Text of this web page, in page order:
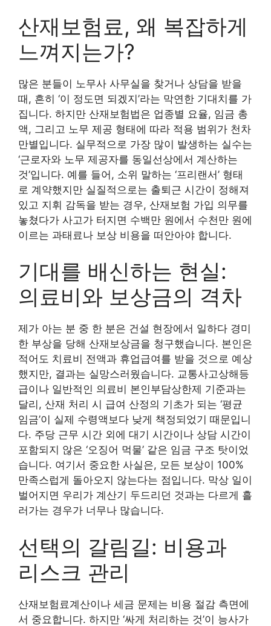
산재보험료, 왜 복잡하게
느껴지는가?
많은 분들이 노무사 사무실을 찾거나 상담을 받을
때, 흔히 ‘이 정도면 되겠지’라는 막연한 기대치를 가
집니다. 하지만 산재보험법은 업종별 요율, 임금 총
액, 그리고 노무 제공 형태에 따라 적용 범위가 천차
만별입니다. 실무적으로 가장 많이 발생하는 실수는
‘근로자와 노무 제공자를 동일선상에서 계산하는
것’입니다. 예를 들어, 소위 말하는 ‘프리랜서’ 형태
로 계약했지만 실질적으로는 출퇴근 시간이 정해져
있고 지휘 감독을 받는 경우, 산재보험 가입 의무를
놓쳤다가 사고가 터지면 수백만 원에서 수천만 원에
이르는 과태료나 보상 비용을 떠안아야 합니다.
기대를 배신하는 현실:
의료비와 보상금의 격차
제가 아는 분 중 한 분은 건설 현장에서 일하다 경미
한 부상을 당해 산재보상금을 청구했습니다. 본인은
적어도 치료비 전액과 휴업급여를 받을 것으로 예상
했지만, 결과는 실망스러웠습니다. 교통사고상해등
급이나 일반적인 의료비 본인부담상한제 기준과는
달리, 산재 처리 시 급여 산정의 기초가 되는 ‘평균
임금’이 실제 수령액보다 낮게 책정되었기 때문입니
다. 주당 근무 시간 외에 대기 시간이나 상담 시간이
포함되지 않은 ‘오징어 먹물’ 같은 임금 구조 탓이었
습니다. 여기서 중요한 사실은, 모든 보상이 100%
만족스럽게 돌아오지 않는다는 점입니다. 막상 일이
벌어지면 우리가 계산기 두드리던 것과는 다르게 흘
러가는 경우가 너무나 많습니다.
선택의 갈림길: 비용과
리스크 관리
산재보험료계산이나 세금 문제는 비용 절감 측면에
서 중요합니다. 하지만 ‘싸게 처리하는 것’이 능사가